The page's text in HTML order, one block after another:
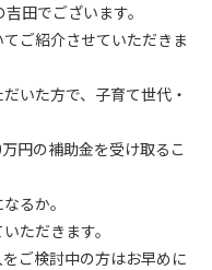
田でございます。
ご紹介させていただきま
いた方で、子育て世代・
円の補助金を受け取るこ
るか。
ただきます。
ご検討中の方はお早めに